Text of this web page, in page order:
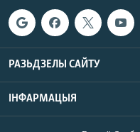
РАЗЬДЗЕЛЫ САЙТУ
ІНФАРМАЦЫЯ